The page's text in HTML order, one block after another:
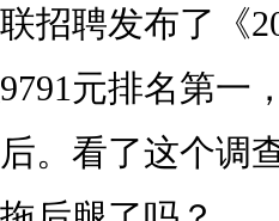
聘发布了《
元排名第一
。看了这个调